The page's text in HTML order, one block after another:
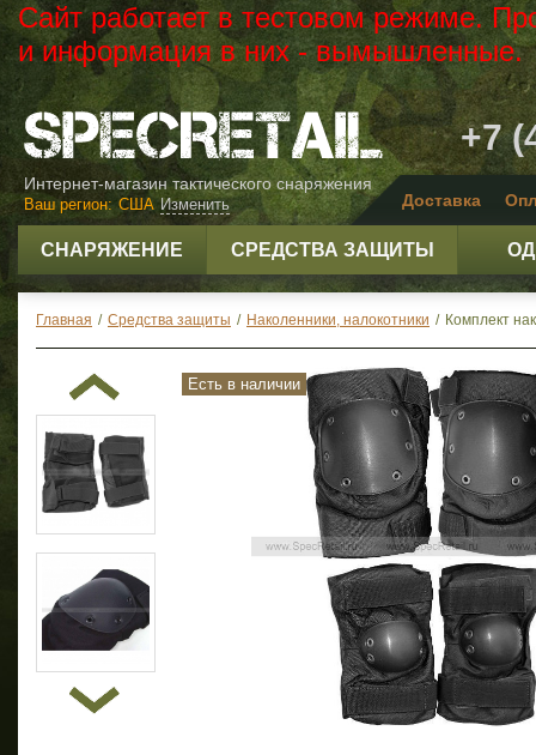
Сайт работает в тестовом режиме.
и информация в них - вымышленные.
Интернет-магазин тактического снаряжения
+7
Доставка
Изменить
Ваш регион: США
СНАРЯЖЕНИЕ СРЕДСТВА ЗАЩИТЫ
Главная / Средства защиты / Наколенники, налокотники / Комплект
Есть в наличии